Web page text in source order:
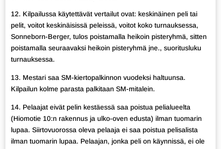
12. Kilpailussa käytettävät vertailut ovat: keskinäinen peli tai
pelit, voitot keskinäisissä peleissä, voitot koko turnauksessa,
Sonneborn-Berger, tulos poistamalla heikoin pisteryhmä, sitten
poistamalla seuraavaksi heikoin pisteryhmä jne., suoritusluku
turnauksessa.
13. Mestari saa SM-kiertopalkinnon vuodeksi haltuunsa.
Kilpailun kolme parasta palkitaan SM-mitalein.
14. Pelaajat eivät pelin kestäessä saa poistua pelialueelta
(Hiomotie 10:n rakennus ja ulko-oven edusta) ilman tuomarin
lupaa. Siirtovuorossa oleva pelaaja ei saa poistua pelisalista
ilman tuomarin lupaa. Pelaajan, jonka peli on käynnissä, ei ole